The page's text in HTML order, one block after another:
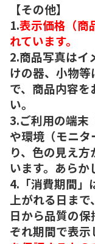
【その他】
1.表示価格（商
れています。
2.商品写真はイ
けの器、小物
で、商品内容
い。
3.ご利用の端末
や環境（モニ
り、色の見え
います。あらか
4.「消費期間」
上がれる日まで
日から品質の
ぞれ期間で表示